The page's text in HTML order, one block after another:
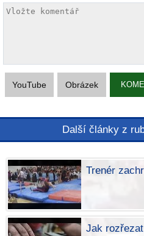
YouTube Obrázek
Další články z
Trenér
Jak